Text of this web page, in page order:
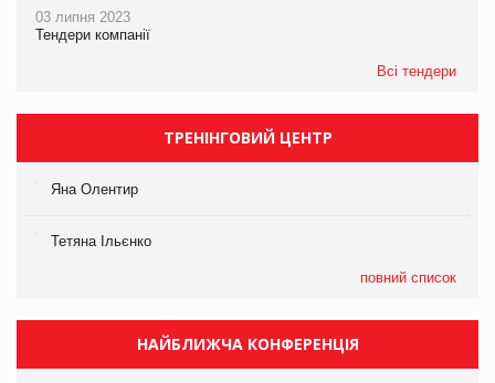
03 липня 2023
Тендери компанії
Всі тендери
ТРЕНІНГОВИЙ ЦЕНТР
Яна Олентир
Тетяна Ільєнко
повний список
НАЙБЛИЖЧА КОНФЕРЕНЦІЯ